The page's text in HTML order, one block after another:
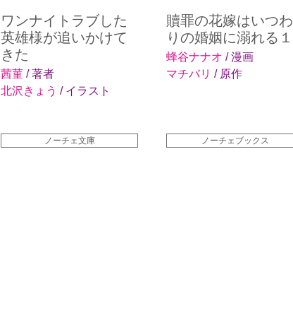
ワンナイトラブした
英雄様が追いかけて
きた
茜菫 / 著者
北沢きょう / イラスト
贖罪の花嫁はいつわ
りの婚姻に溺れる１
蜂谷ナナオ / 漫画
マチバリ / 原作
ノーチェ文庫 ノーチェブックス